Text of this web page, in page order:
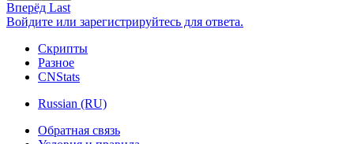
Вперёд Last
Войдите или зарегистрируйтесь для ответа.
Скрипты
Разное
CNStats
Russian (RU)
Обратная связь